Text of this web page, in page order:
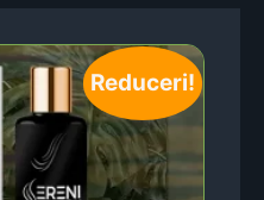
Reduceri!